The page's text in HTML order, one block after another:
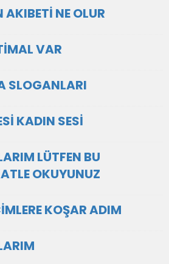
NE OLUR
VAR
SLOGANLARI
KADIN SESİ
LÜTFEN BU
OKUYUNUZ
KOŞAR ADIM